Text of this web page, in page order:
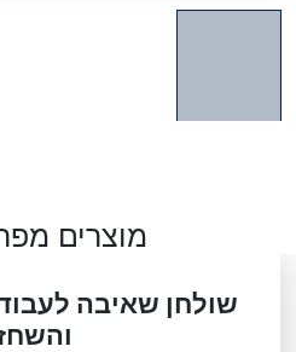
מוצרים
שולחן שאיבה